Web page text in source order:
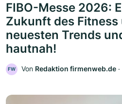
FIBO-Messe 2026:
Zukunft des Fitness
neuesten Trends
hautnah!
FW Von Redaktion firmenweb.de ‧